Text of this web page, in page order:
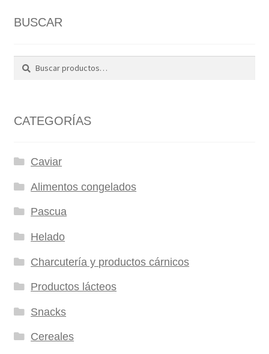
BUSCAR
Buscar
Buscar
CATEGORÍAS
Caviar
Alimentos congelados
Pascua
Helado
Charcutería y productos cárnicos
Productos lácteos
Snacks
Cereales